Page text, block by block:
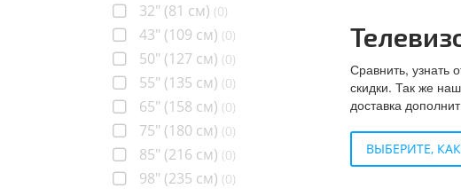
32" (81 см) (0)
43" (109 см) (0)
50" (127 см) (0)
55" (135 см) (0)
65" (158 см) (0)
75" (180 см) (0)
85" (216 см) (0)
98" (235 см) (0)
Сравнить, узнать
скидки. Так же
доставка
ВЫБЕРИТЕ,